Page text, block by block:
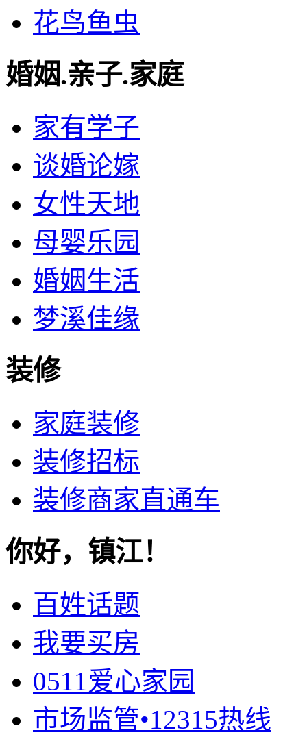
花鸟鱼虫
婚姻.亲子.家庭
家有学子
谈婚论嫁
女性天地
母婴乐园
婚姻生活
梦溪佳缘
装修
家庭装修
装修招标
装修商家直通车
你好，镇江！
百姓话题
我要买房
0511爱心家园
市场监管•12315热线